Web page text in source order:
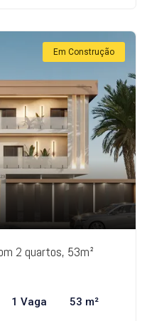
Em Construção
2 quartos, 53m²
1 Vaga 53 m²